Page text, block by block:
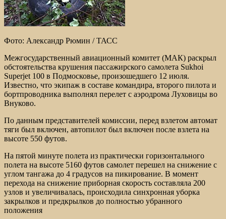
Фото: Александр Рюмин / ТАСС
Межгосударственный авиационный комитет (МАК) раскрыл
обстоятельства крушения пассажирского самолета Sukhoi
Superjet 100 в Подмосковье, произошедшего 12 июля.
Известно, что экипаж в составе командира, второго пилота и
бортпроводника выполнял перелет с аэродрома Луховицы во
Внуково.
По данным представителей комиссии, перед взлетом автомат
тяги был включен, автопилот был включен после взлета на
высоте 550 футов.
На пятой минуте полета из практически горизонтального
полета на высоте 5160 футов самолет перешел на снижение с
углом тангажа до 4 градусов на пикирование. В момент
перехода на снижение приборная скорость составляла 200
узлов и увеличивалась, происходила синхронная уборка
закрылков и предкрылков до полностью убранного
положения